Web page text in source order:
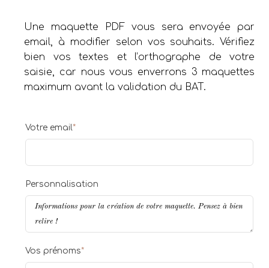
Une maquette PDF vous sera envoyée par
email, à modifier selon vos souhaits. Vérifiez
bien vos textes et l’orthographe de votre
saisie, car nous vous enverrons 3 maquettes
maximum avant la validation du BAT.
Votre email*
Personnalisation
Vos prénoms*